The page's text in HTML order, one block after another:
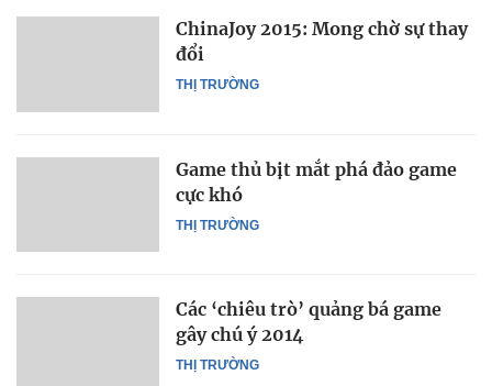
THỊ TRƯỜNG
ChinaJoy 2015: Mong chờ sự thay
đổi
THỊ TRƯỜNG
Game thủ bịt mắt phá đảo game
cực khó
THỊ TRƯỜNG
Các ‘chiêu trò’ quảng bá game
gây chú ý 2014